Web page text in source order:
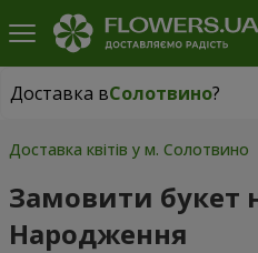
Доставка вСолотвино?
Доставка вСолотвино|
Доставка квітів у м. Солотвино
Замовити букет
Народження